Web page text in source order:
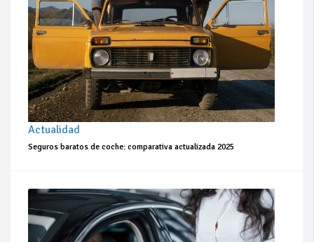
Actualidad
Seguros baratos de coche: comparativa actualizada 2025